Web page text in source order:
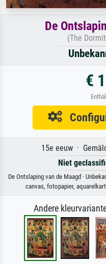
De
(The
€
15e eeuw ·
Niet
De Ontslaping van de Maagd ·
canvas, fotopapier,
Andere